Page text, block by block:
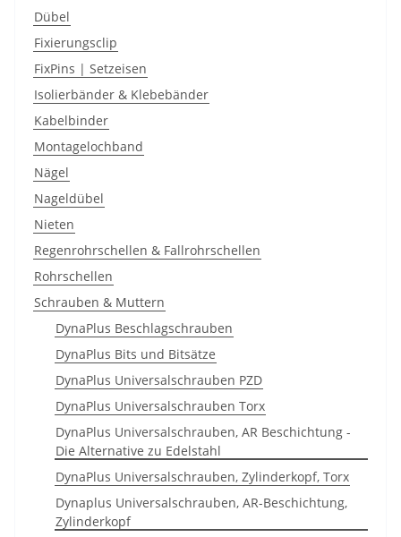
Dübel
Fixierungsclip
FixPins | Setzeisen
Isolierbänder & Klebebänder
Kabelbinder
Montagelochband
Nägel
Nageldübel
Nieten
Regenrohrschellen & Fallrohrschellen
Rohrschellen
Schrauben & Muttern
DynaPlus Beschlagschrauben
DynaPlus Bits und Bitsätze
DynaPlus Universalschrauben PZD
DynaPlus Universalschrauben Torx
DynaPlus Universalschrauben, AR Beschichtung -
Die Alternative zu Edelstahl
DynaPlus Universalschrauben, Zylinderkopf, Torx
Dynaplus Universalschrauben, AR-Beschichtung,
Zylinderkopf